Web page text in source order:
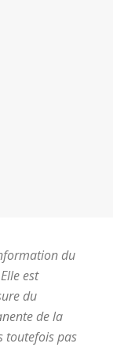
du
est
du
de la
toutefois pas